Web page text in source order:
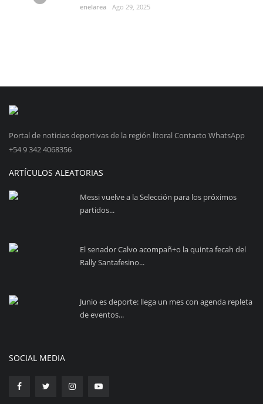
enelarea Ago 29, 2025
Portal de noticias deportivas de la región litoral Contacto WhatsApp
+54 9 342 4068356
ARTÍCULOS ALEATORIAS
Messi vuelve a la Selección para los próximos
partidos...
El senador Calvo acompañ+o la quinta fecah del
Rally Santafesino...
Junio es deporte: llega un mes con agenda repleta
de eventos...
SOCIAL MEDIA